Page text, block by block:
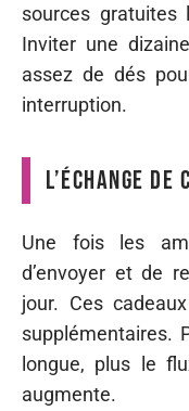
sources gratuites
Inviter une
assez de dés
interruption.
L’échange
Une fois les
d’envoyer et de
jour. Ces
supplémentaires.
longue, plus le
augmente.